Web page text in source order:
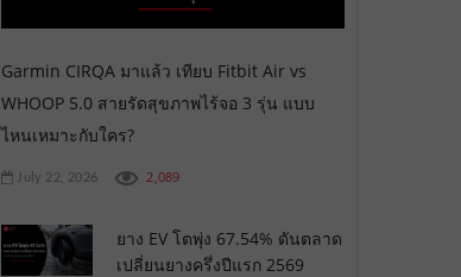
Garmin CIRQA มาแล้ว เทียบ Fitbit Air vs
WHOOP 5.0 สายรัดสุขภาพไร้จอ 3 รุ่น แบบ
ไหนเหมาะกับใคร?
July 22, 2026 2,089
ยาง EV โตพุ่ง 67.54% ดันตลาด
เปลี่ยนยางครึ่งปีแรก 2569